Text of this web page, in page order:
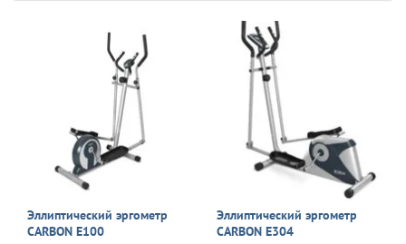
Эллиптический эргометр
CARBON E100
Эллиптический эргометр
CARBON E304